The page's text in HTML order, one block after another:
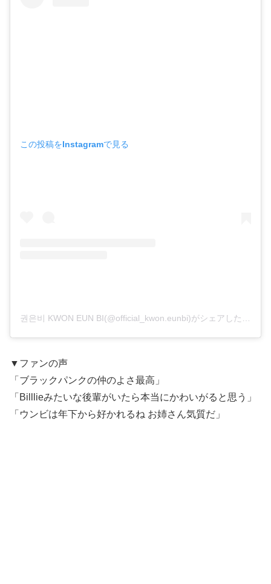
この投稿をInstagramで見る
▼ファンの声
「ブラックパンクの仲のよさ最高」
「Billlieみたいな後輩がいたら本当にかわいがると思う」
「ウンビは年下から好かれるね お姉さん気質だ」